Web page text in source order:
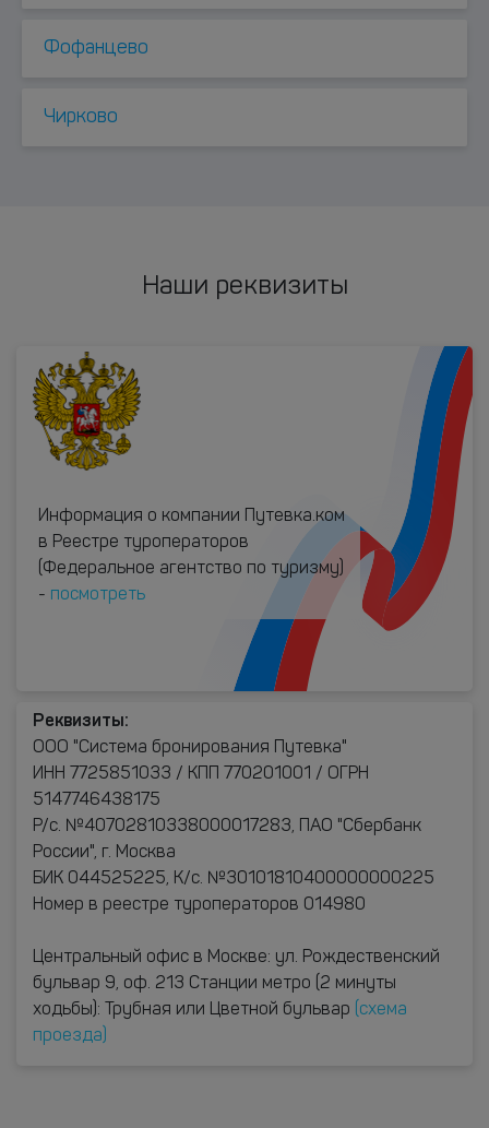
Фофанцево
Чирково
Наши реквизиты
Информация о компании Путевка.ком
в Реестре туроператоров
(Федеральное агентство по туризму)
- посмотреть
Реквизиты:
ООО "Система бронирования Путевка"
ИНН 7725851033 / КПП 770201001 / ОГРН
5147746438175
Р/с. №40702810338000017283, ПАО "Сбербанк
России", г. Москва
БИК 044525225, К/с. №30101810400000000225
Номер в реестре туроператоров 014980
Центральный офис в Москве: ул. Рождественский
бульвар 9, оф. 213 Станции метро (2 минуты
ходьбы): Трубная или Цветной бульвар
(схема
проезда)